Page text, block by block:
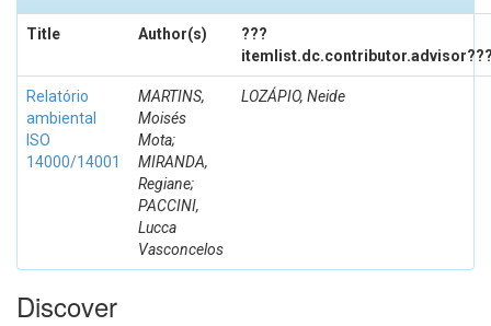
Title Author(s)
???
Relatório
ambiental
ISO
14000/14001
MARTINS,
Moisés
Mota;
MIRANDA,
Regiane;
PACCINI,
Lucca
Vasconcelos
LOZÁPIO, Neide
Discover